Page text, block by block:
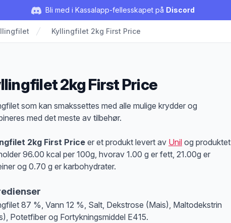
Bli med i Kassalapp-fellesskapet på Discord
Kyllingfilet 2kg First Price
2kg First Price
som kan smakssettes med alle mulige krydder og
med det meste av tilbehør.
2kg First Price er et produkt levert av Unil og produktet
96.00 kcal per 100g, hvorav 1.00 g er fett, 21.00g er
og 0.70 g er karbohydrater.
87 %, Vann 12 %, Salt, Dekstrose (Mais), Maltodekstrin
Potetfiber og Fortykningsmiddel E415.